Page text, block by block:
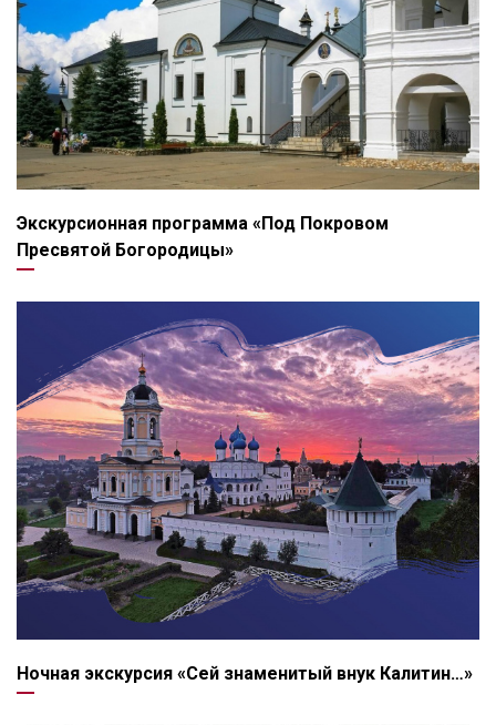
Экскурсионная программа «Под Покровом
Пресвятой Богородицы»
Ночная экскурсия «Сей знаменитый внук Калитин…»